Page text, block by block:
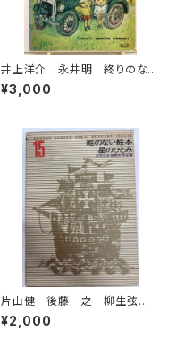
井上洋介 永井明 終りのない
道 1969年 初版 函 理論
社
¥3,000
片山健 後藤一之 柳生弦一
郎 少年少女世界文学全集15
絵のない絵本 星のひとみ
¥2,000